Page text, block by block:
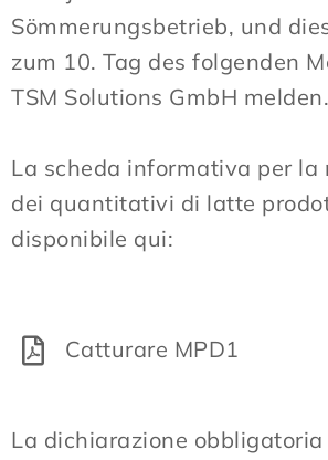
Sömmerungsbetrieb, und
zum 10. Tag des folgenden
TSM Solutions GmbH melden.
La scheda informativa per la
dei quantitativi di latte
disponibile qui:
Catturare MPD1
La dichiarazione obbligatoria